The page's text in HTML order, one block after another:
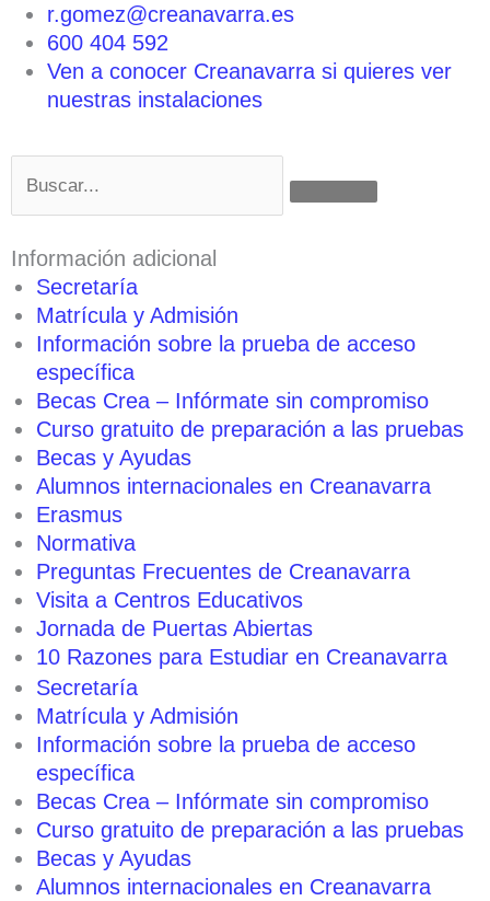
r.gomez@creanavarra.es
600 404 592
Ven a conocer Creanavarra si quieres ver
nuestras instalaciones
Información adicional
Secretaría
Matrícula y Admisión
Información sobre la prueba de acceso
específica
Becas Crea – Infórmate sin compromiso
Curso gratuito de preparación a las pruebas
Becas y Ayudas
Alumnos internacionales en Creanavarra
Erasmus
Normativa
Preguntas Frecuentes de Creanavarra
Visita a Centros Educativos
Jornada de Puertas Abiertas
10 Razones para Estudiar en Creanavarra
Secretaría
Matrícula y Admisión
Información sobre la prueba de acceso
específica
Becas Crea – Infórmate sin compromiso
Curso gratuito de preparación a las pruebas
Becas y Ayudas
Alumnos internacionales en Creanavarra